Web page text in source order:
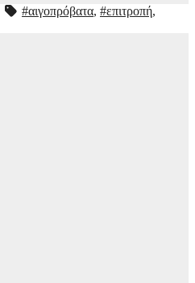
#αιγοπρόβατα, #επιτροπή,